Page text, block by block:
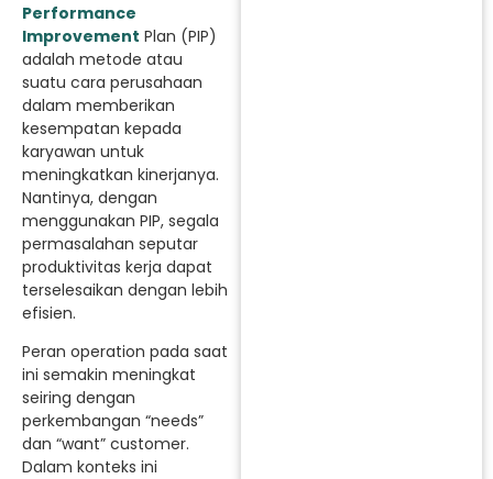
Performance
Improvement Plan (PIP)
adalah metode atau
suatu cara perusahaan
dalam memberikan
kesempatan kepada
karyawan untuk
meningkatkan kinerjanya.
Nantinya, dengan
menggunakan PIP, segala
permasalahan seputar
produktivitas kerja dapat
terselesaikan dengan lebih
efisien.
Peran operation pada saat
ini semakin meningkat
seiring dengan
perkembangan “needs”
dan “want” customer.
Dalam konteks ini